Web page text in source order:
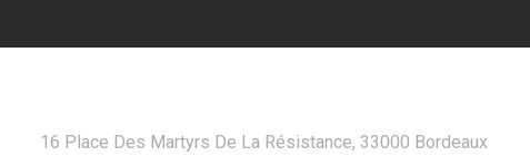
16 Place Des Martyrs De La Résistance, 33000 Bordeaux